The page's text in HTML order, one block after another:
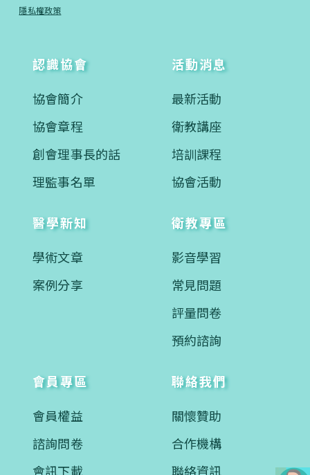
隱私權政策
認識協會
協會簡介
協會章程
創會理事長的話
理監事名單
活動消息
最新活動
衛教講座
培訓課程
協會活動
醫學新知
學術文章
案例分享
衛教專區
影音學習
常見問題
評量問卷
預約諮詢
會員專區
會員權益
諮詢問卷
會訊下載
聯絡我們
關懷贊助
合作機構
聯絡資訊